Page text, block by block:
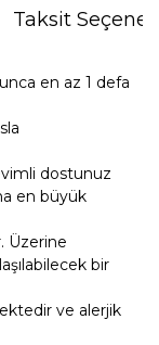
Taksit
en az 1 defa
dostunuz
en büyük
Üzerine
bir
ve alerjik